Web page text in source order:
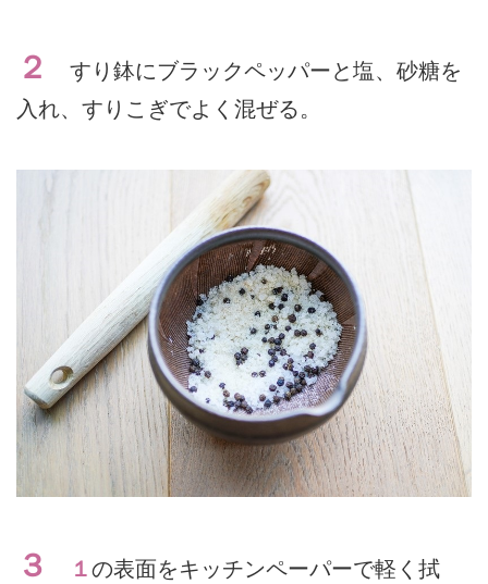
２
すり鉢にブラックペッパーと塩、砂糖を
入れ、すりこぎでよく混ぜる。
３ １の表面をキッチンペーパーで軽く拭